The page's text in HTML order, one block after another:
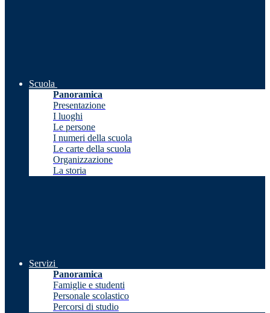
Scuola
Panoramica
Presentazione
I luoghi
Le persone
I numeri della scuola
Le carte della scuola
Organizzazione
La storia
Servizi
Panoramica
Famiglie e studenti
Personale scolastico
Percorsi di studio